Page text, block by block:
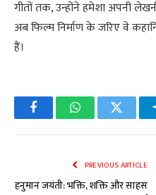
गीतों तक, उन्होंने हमेशा अपनी
​अब फिल्म निर्माण के जरिए वे
हैं।
FacebookWhatsAppTwitter
PREVIOUS ARTICLE
हनुमान जयंती: भक्ति, शक्ति और साहस